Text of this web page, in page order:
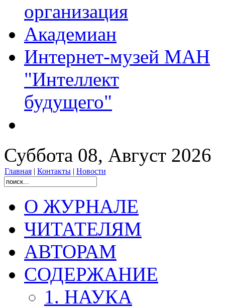
организация
Академиан
Интернет-музей МАН
"Интеллект
будущего"
Суббота 08, Август 2026
Главная | Контакты | Новости
О ЖУРНАЛЕ
ЧИТАТЕЛЯМ
АВТОРАМ
СОДЕРЖАНИЕ
1. НАУКА